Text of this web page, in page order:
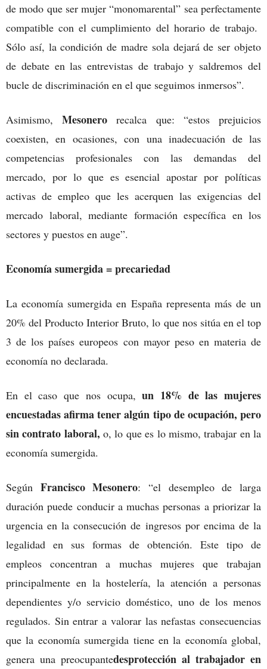
de modo que ser mujer “monomarental” sea perfectamente
compatible con el cumplimiento del horario de trabajo.
Sólo así, la condición de madre sola dejará de ser objeto
de debate en las entrevistas de trabajo y saldremos del
bucle de discriminación en el que seguimos inmersos”.
Asimismo,Mesonero recalca que: “estos prejuicios
coexisten, en ocasiones, con una inadecuación de las
competencias profesionales con las demandas del
mercado, por lo que es esencial apostar por políticas
activas de empleo que les acerquen las exigencias del
mercado laboral, mediante formación específica en los
sectores y puestos en auge”.
Economía sumergida = precariedad
La economía sumergida en España representa más de un
20% del Producto Interior Bruto, lo que nos sitúa en el top
3 de los países europeos con mayor peso en materia de
economía no declarada.
En el caso que nos ocupa,un 18% de las mujeres
encuestadas afirma tener algún tipo de ocupación, pero
sin contrato laboral, o, lo que es lo mismo, trabajar en la
economía sumergida.
Según Francisco Mesonero: “el desempleo de larga
duración puede conducir a muchas personas a priorizar la
urgencia en la consecución de ingresos por encima de la
legalidad en sus formas de obtención. Este tipo de
empleos concentran a muchas mujeres que trabajan
principalmente en la hostelería, la atención a personas
dependientes y/o servicio doméstico, uno de los menos
regulados. Sin entrar a valorar las nefastas consecuencias
que la economía sumergida tiene en la economía global,
genera una preocupantedesprotección al trabajador en